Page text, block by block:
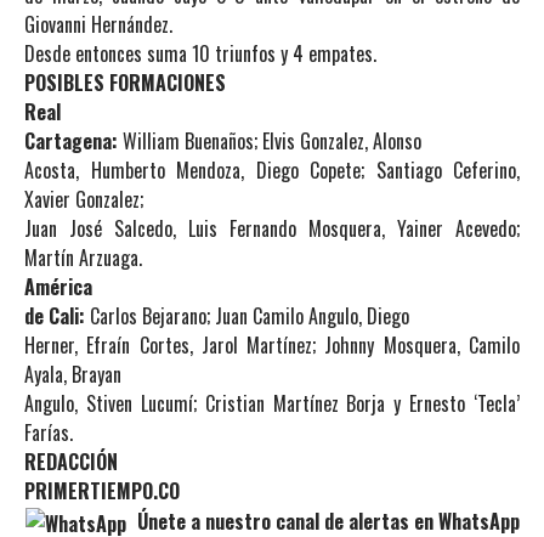
Giovanni Hernández.
Desde entonces suma 10 triunfos y 4 empates.
POSIBLES FORMACIONES
Real
Cartagena: William Buenaños; Elvis Gonzalez, Alonso
Acosta, Humberto Mendoza, Diego Copete; Santiago Ceferino,
Xavier Gonzalez;
Juan José Salcedo, Luis Fernando Mosquera, Yainer Acevedo;
Martín Arzuaga.
América
de Cali: Carlos Bejarano; Juan Camilo Angulo, Diego
Herner, Efraín Cortes, Jarol Martínez; Johnny Mosquera, Camilo
Ayala, Brayan
Angulo, Stiven Lucumí; Cristian Martínez Borja y Ernesto ‘Tecla’
Farías.
REDACCIÓN
PRIMERTIEMPO.CO
Únete a nuestro canal de alertas en WhatsApp